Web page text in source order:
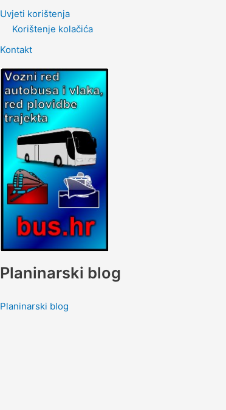
Uvjeti korištenja
Korištenje kolačića
Kontakt
Planinarski blog
Planinarski blog